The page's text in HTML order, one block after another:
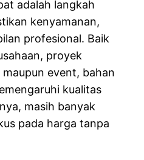
adalah langkah
kenyamanan,
profesional. Baik
proyek
event, bahan
kualitas
masih banyak
pada harga tanpa